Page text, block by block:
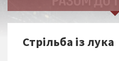
Стрільба із лука